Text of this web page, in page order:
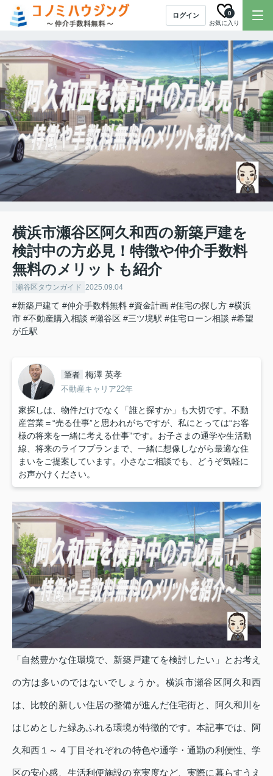
ログイン
お気に入り
0
横浜市瀬谷区阿久和西の新築戸建を
検討中の方必見！特徴や仲介手数料
無料のメリットも紹介
瀬谷区タウンガイド 2025.09.04
#新築戸建て #仲介手数料無料 #資金計画 #住宅の探し方 #横浜
市 #不動産購入相談 #瀬谷区 #三ツ境駅 #住宅ローン相談 #希望
が丘駅
筆者 梅澤 英孝
不動産キャリア22年
家探しは、物件だけでなく「誰と探すか」も大切です。不動
産営業＝“売る仕事”と思われがちですが、私にとっては“お客
様の将来を一緒に考える仕事”です。お子さまの通学や生活動
線、将来のライフプランまで、一緒に想像しながら最適な住
まいをご提案しています。小さなご相談でも、どうぞ気軽に
お声かけください。
「自然豊かな住環境で、新築戸建てを検討したい」とお考え
の方は多いのではないでしょうか。横浜市瀬谷区阿久和西
は、比較的新しい住居の整備が進んだ住宅街と、阿久和川を
はじめとした緑あふれる環境が特徴的です。本記事では、阿
久和西１～４丁目それぞれの特色や通学・通勤の利便性、学
区の安心感、生活利便施設の充実度など、実際に暮らすうえ